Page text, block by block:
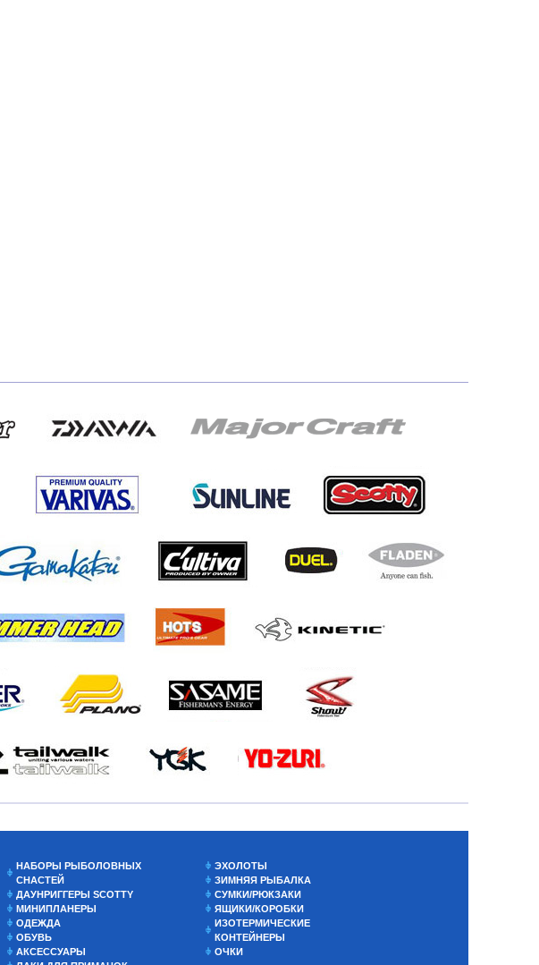
НАБОРЫ РЫБОЛОВНЫХ
СНАСТЕЙ
ДАУНРИГГЕРЫ SCOTTY
МИНИПЛАНЕРЫ
ОДЕЖДА
ОБУВЬ
АКСЕССУАРЫ
ЭХОЛОТЫ
ЗИМНЯЯ РЫБАЛКА
СУМКИ/РЮКЗАКИ
ЯЩИКИ/КОРОБКИ
ИЗОТЕРМИЧЕСКИЕ
КОНТЕЙНЕРЫ
ОЧКИ